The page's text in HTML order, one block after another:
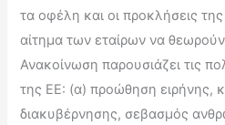
τα οφέλη και οι προκλήσεις
αίτημα των εταίρων να
Ανακοίνωση παρουσιάζει τις
της ΕΕ: (α) προώθηση ειρήνης,
διακυβέρνησης, σεβασμός